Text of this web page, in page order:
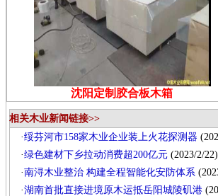
沈阳定制胶合板木箱
相关木业新闻链接>>
·绥芬河市158家木业企业装上火花探测器
·绿色建材下乡拉动消费超200亿元 (2023/2/22)
·南浔木业整治 构建全程智能化安防体系
·湖南首批直接进境原木运抵岳阳城陵矶港